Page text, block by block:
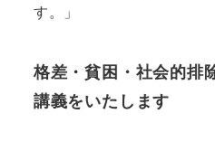
す。」
格差・貧困・社会的排
講義をいたします